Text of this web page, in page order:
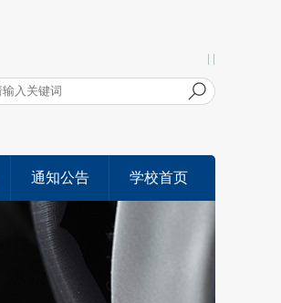
通知公告 学校首页